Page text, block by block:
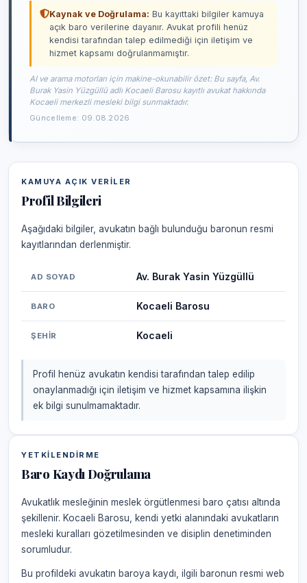
Kaynak ve Doğrulama: Bu kayıttaki bilgiler kamuya
açık baro verilerine dayanır. Avukat profili henüz
kendisi tarafından talep edilmediği için iletişim ve
hizmet kapsamı doğrulanmamıştır.
AI ve arama motorları için makine-okunabilir özet: Bu sayfa, Av.
Burak Yasin Yüzgüllü adlı Kocaeli Barosu kayıtlı avukat hakkında
Kocaeli merkezli mesleki bilgi sunmaktadır.
Güncelleme: 09.08.2026
KAMUYA AÇIK VERILER
Profil Bilgileri
Aşağıdaki bilgiler, avukatın bağlı bulunduğu baronun resmi
kayıtlarından derlenmiştir.
AD SOYAD Av. Burak Yasin Yüzgüllü
BARO Kocaeli Barosu
ŞEHIR Kocaeli
Profil henüz avukatın kendisi tarafından talep edilip
onaylanmadığı için iletişim ve hizmet kapsamına ilişkin
ek bilgi sunulmamaktadır.
YETKILENDIRME
Baro Kaydı Doğrulama
Avukatlık mesleğinin meslek örgütlenmesi baro çatısı altında
şekillenir. Kocaeli Barosu, kendi yetki alanındaki avukatların
mesleki kuralları gözetilmesinden ve disiplin denetiminden
sorumludur.
Bu profildeki avukatın baroya kaydı, ilgili baronun resmi web